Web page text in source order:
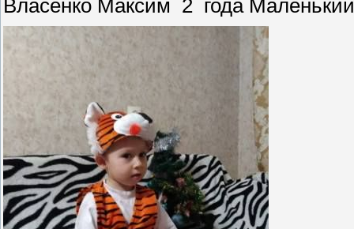
Власенко Максим 2 года Маленький